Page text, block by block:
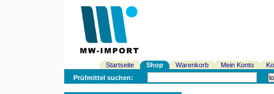
Startseite Shop Warenkorb Mein Konto
Prüfmittel suchen: